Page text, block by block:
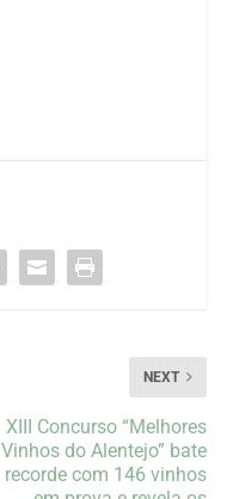
NEXT
XIII Concurso “Melhores
Vinhos do Alentejo” bate
recorde com 146 vinhos